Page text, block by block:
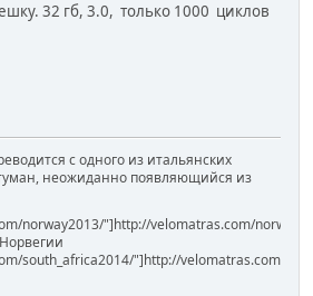
32 гб, 3.0, только 1000 циклов
с одного из итальянских
туман, неожиданно появляющийся из
norway2013/"]http://velomatras.com/
south_africa2014/"]http://velomatras.com/